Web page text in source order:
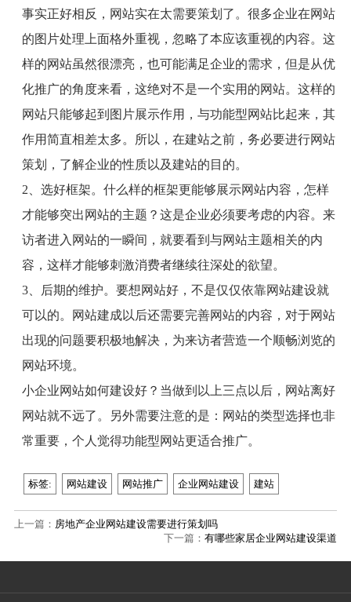
事实正好相反，网站实在太需要策划了。很多企业在网站
的图片处理上面格外重视，忽略了本应该重视的内容。这
样的网站虽然很漂亮，也可能满足企业的需求，但是从优
化推广的角度来看，这绝对不是一个实用的网站。这样的
网站只能够起到图片展示作用，与功能型网站比起来，其
作用简直相差太多。所以，在建站之前，务必要进行网站
策划，了解企业的性质以及建站的目的。
2、 选好框架。什么样的框架更能够展示网站内容，怎样
才能够突出网站的主题？这是企业必须要考虑的内容。来
访者进入网站的一瞬间，就要看到与网站主题相关的内
容，这样才能够刺激消费者继续往深处的欲望。
3、
后期的维护。要想网站好，不是仅仅依靠网站建设就
可以的。网站建成以后还需要完善网站的内容，对于网站
出现的问题要积极地解决，为来访者营造一个顺畅浏览的
网站环境。
小企业网站如何建设好？当做到以上三点以后，网站离好
网站就不远了。另外需要注意的是：网站的类型选择也非
常重要，个人觉得功能型网站更适合推广。
标签: 网站建设 网站推广 企业网站建设 建站
上一篇： 房地产企业网站建设需要进行策划吗
下一篇：有哪些家居企业网站建设渠道